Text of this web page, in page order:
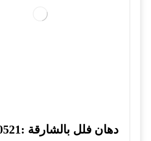
دهان فلل بالشارقة :0565930521